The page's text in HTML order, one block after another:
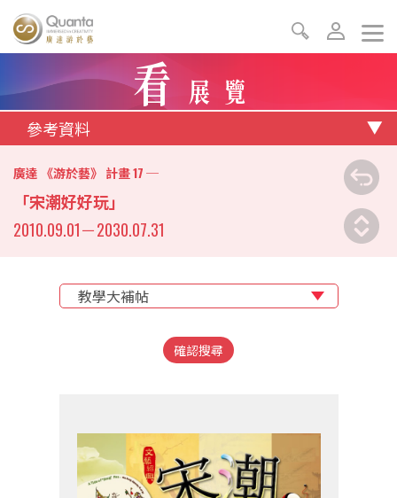
看 展覽
參考資料
廣達 《游於藝》 計畫17 ─
「宋潮好好玩」
2010.09.01－2030.07.31
教學大補帖
確認搜尋